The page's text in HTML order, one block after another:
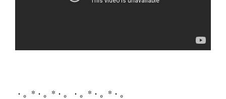
・。*・。*・。・。*・。*・。